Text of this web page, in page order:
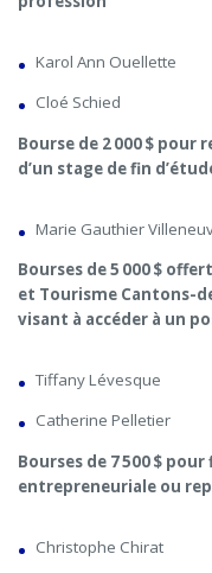
Karol Ann Ouellette
Cloé Schied
Bourse de 2 000 $ pour
d’un stage de fin
Marie Gauthier
Bourses de 5 000 $
et Tourisme Cantons-
visant à accéder à un
Tiffany Lévesque
Catherine Pelletier
Bourses de 7 500 $
entrepreneuriale ou
Christophe Chirat